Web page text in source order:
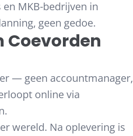
en MKB-bedrijven in
geen gedoe.
Coevorden
— geen accountmanager,
online via
wereld. Na oplevering is